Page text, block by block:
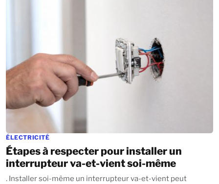
ÉLECTRICITÉ
Étapes à respecter pour installer un
interrupteur va-et-vient soi-même
. Installer soi-même un interrupteur va-et-vient peut